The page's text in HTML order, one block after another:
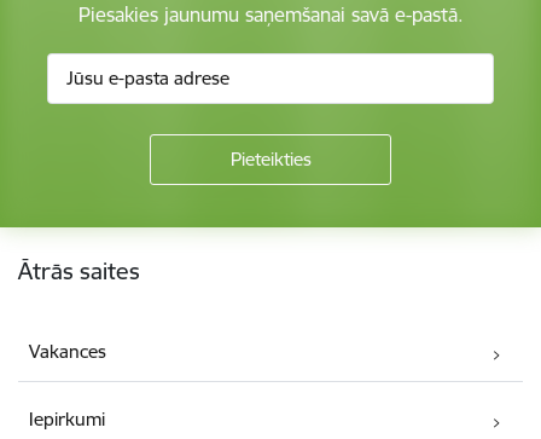
Piesakies jaunumu saņemšanai savā e-pastā.
Kājene
Ātrās saites
Vakances
Iepirkumi